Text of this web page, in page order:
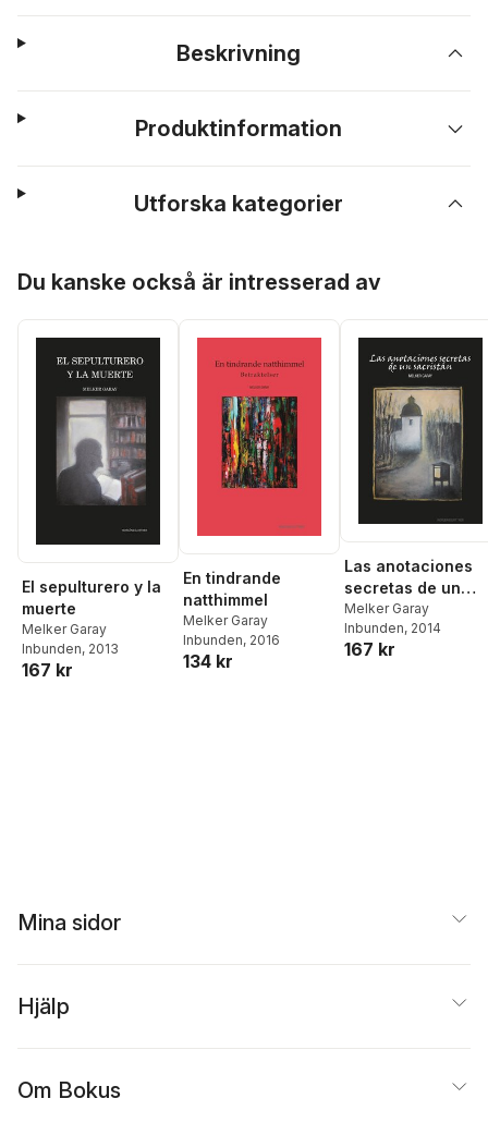
Beskrivning
Produktinformation
Utforska kategorier
Du kanske också är intresserad av
El sepulturero y la
muerte
Melker Garay
Inbunden, 2013
167 kr
En tindrande
natthimmel
Melker Garay
Inbunden, 2016
134 kr
Las anotaciones
secretas de un
sacristán
Melker Garay
Inbunden, 2014
167 kr
Mina sidor
Hjälp
Om Bokus